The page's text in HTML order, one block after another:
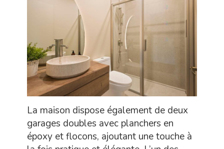
La maison dispose également de deux
garages doubles avec planchers en
époxy et flocons, ajoutant une touche à